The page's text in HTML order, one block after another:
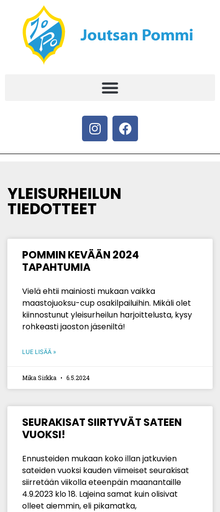
YLEISURHEILUN
TIEDOTTEET
POMMIN KEVÄÄN 2024
TAPAHTUMIA
Vielä ehtii mainiosti mukaan vaikka
maastojuoksu-cup osakilpailuihin. Mikäli olet
kiinnostunut yleisurheilun harjoittelusta, kysy
rohkeasti jaoston jäseniltä!
LUE LISÄÄ »
Mika Sirkka 6.5.2024
SEURAKISAT SIIRTYVÄT SATEEN
VUOKSI!
Ennusteiden mukaan koko illan jatkuvien
sateiden vuoksi kauden viimeiset seurakisat
siirretään viikolla eteenpäin maanantaille
4.9.2023 klo 18. Lajeina samat kuin olisivat
olleet aiemmin, eli pikamatka,